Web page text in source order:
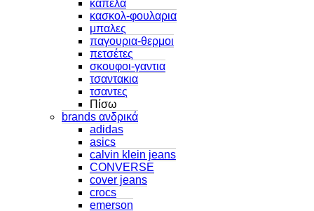
καπελα
κασκολ-φουλαρια
μπαλες
παγουρια-θερμοι
πετσέτες
σκουφοι-γαντια
τσαντακια
τσαντες
Πίσω
brands ανδρικά
adidas
asics
calvin klein jeans
CONVERSE
cover jeans
crocs
emerson